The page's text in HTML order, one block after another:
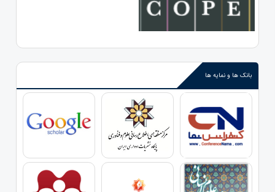
بانک ها و نمایه ها